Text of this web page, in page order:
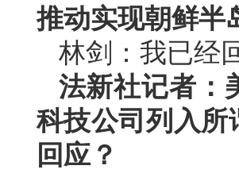
推动实现朝鲜半
林剑：我已经
法新社记者：
科技公司列入所
回应？